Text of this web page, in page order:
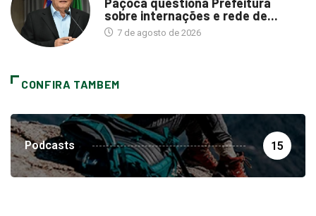
sobre internações e rede de...
7 de agosto de 2026
CONFIRA TAMBEM
Podcasts 15